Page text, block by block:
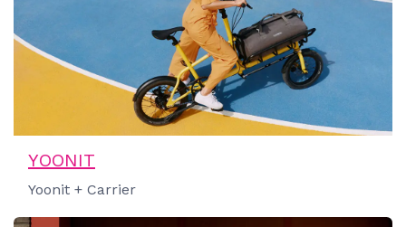
YOONIT
Yoonit + Carrier